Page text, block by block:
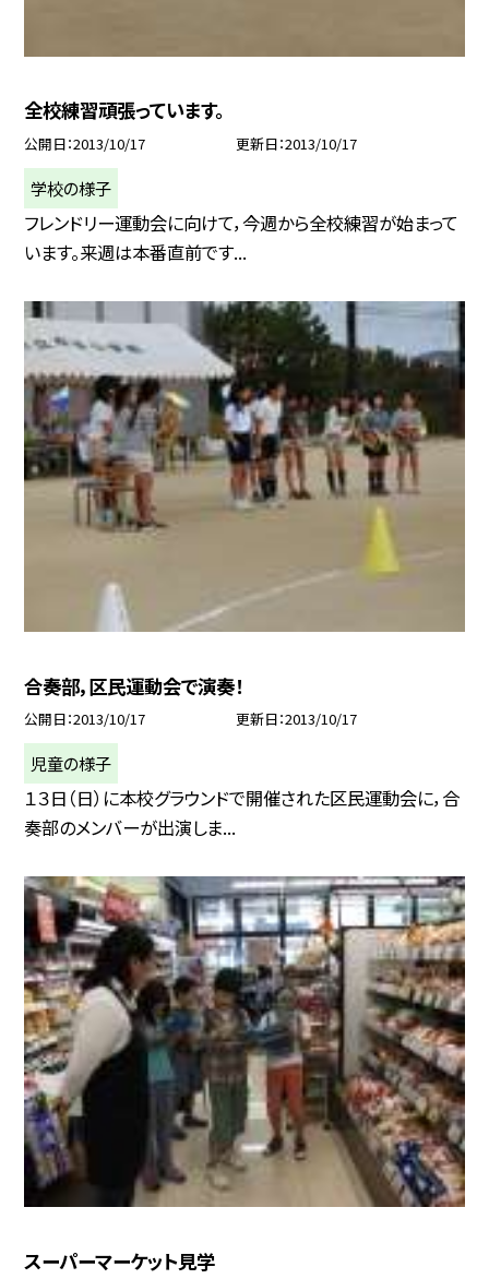
全校練習頑張っています。
公開日 2013/10/17 更新日 2013/10/17
学校の様子
フレンドリー運動会に向けて，今週から全校練習が始まって
います。来週は本番直前です...
合奏部，区民運動会で演奏！
公開日 2013/10/17 更新日 2013/10/17
児童の様子
１３日（日）に本校グラウンドで開催された区民運動会に，合
奏部のメンバーが出演しま...
スーパーマーケット見学